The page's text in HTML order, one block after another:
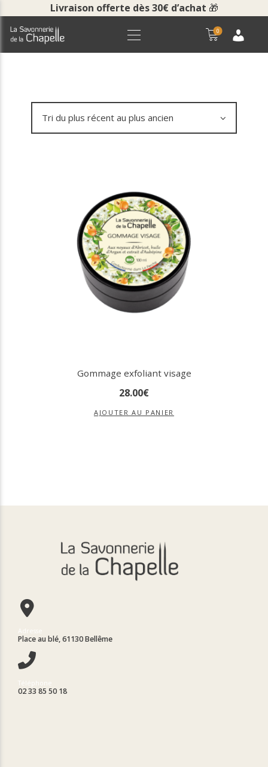
Livraison offerte dès 30€ d’achat 🎁
0
ACCUEIL
NOUS CONTACTER
POUR LES PROS
Gommage exfoliant visage
28.00€
AJOUTER AU PANIER
Adresse
Place au blé, 61130 Bellême
Téléphone
02 33 85 50 18